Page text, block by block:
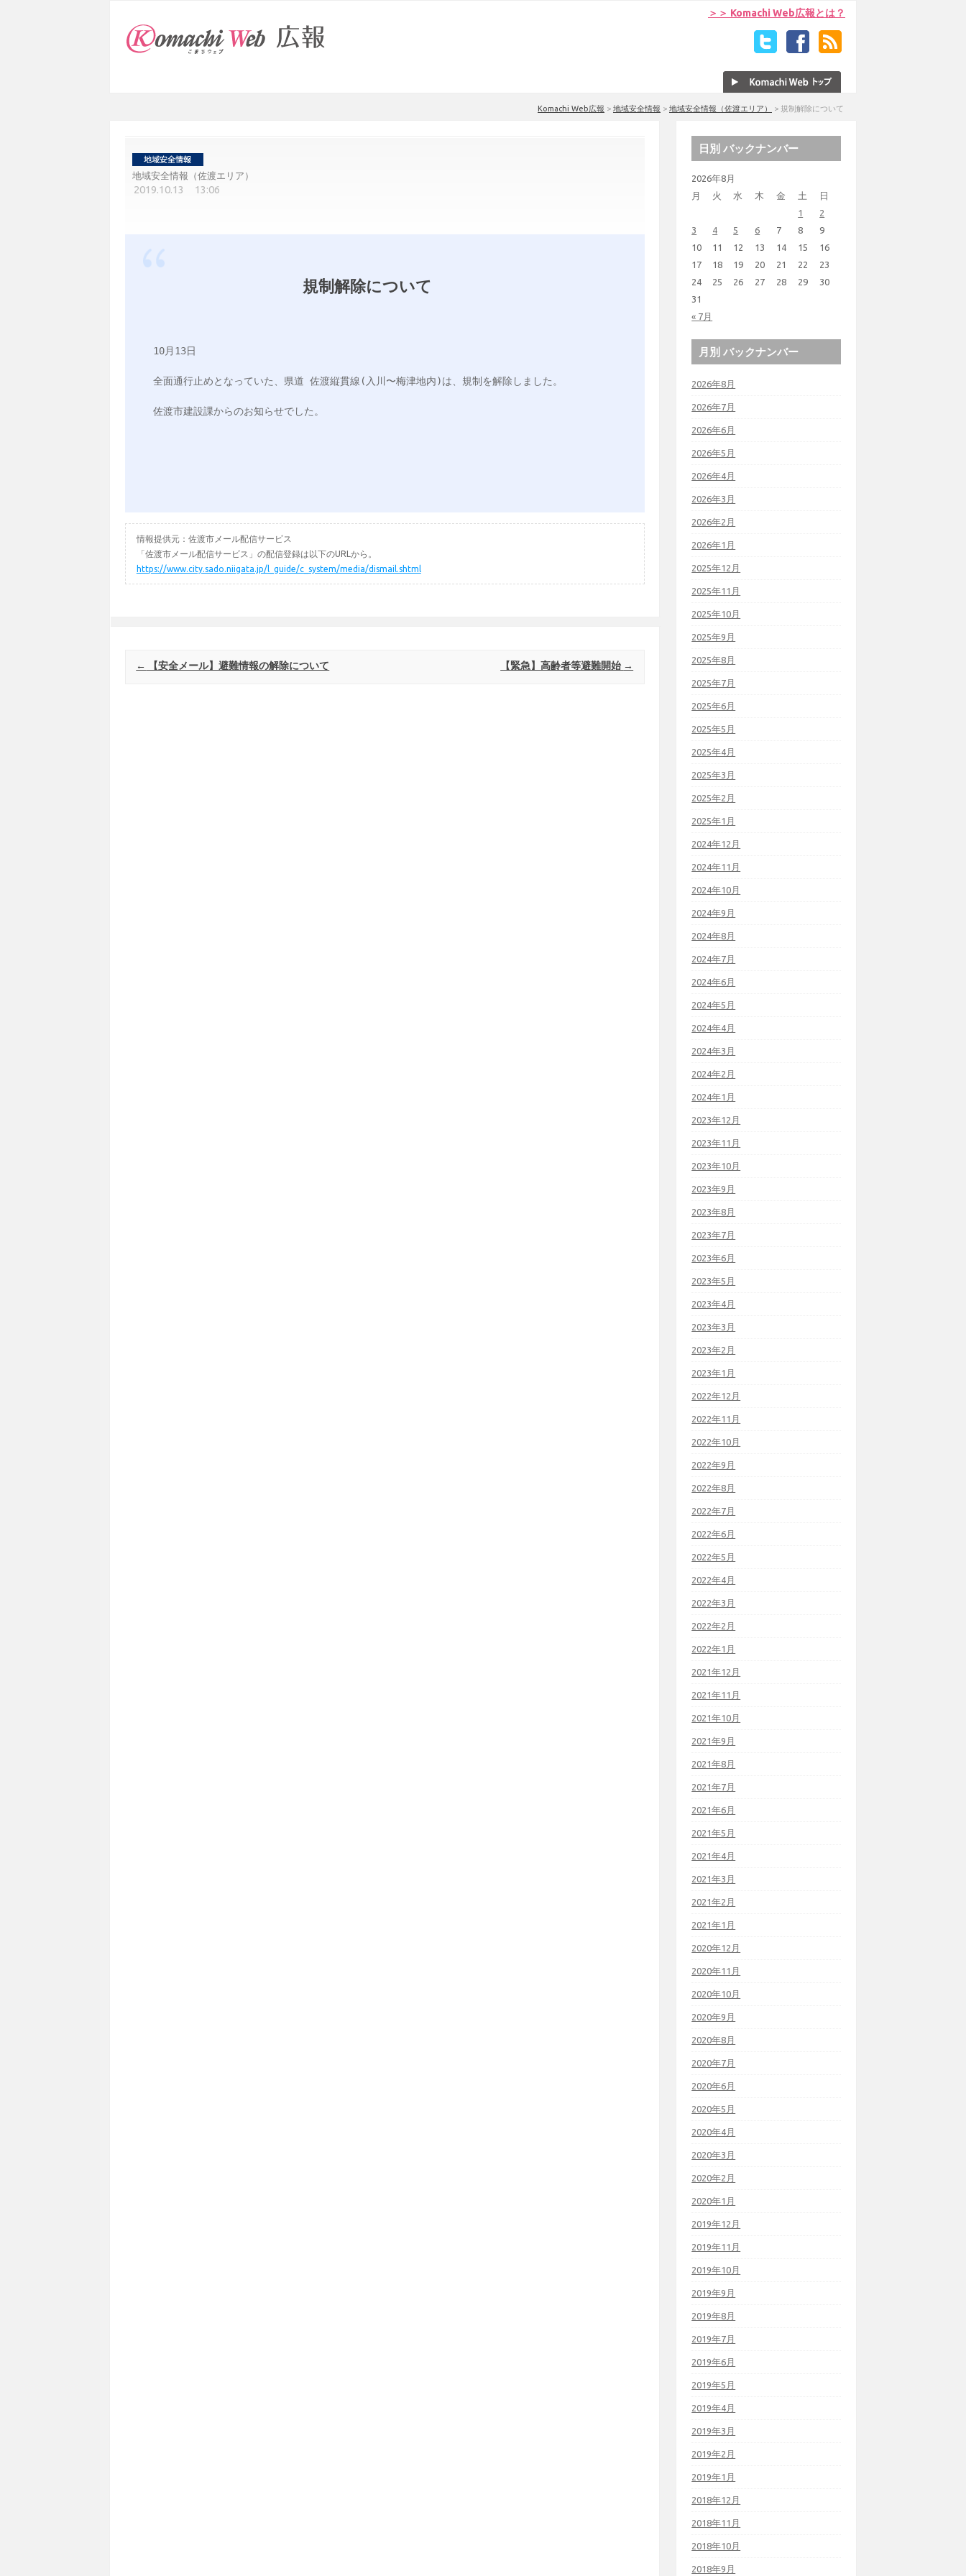
＞＞ Komachi Web広報とは？
Komachi Web広報 > 地域安全情報 > 地域安全情報（佐渡エリア） > 規制解除について
地域安全情報（佐渡エリア）
2019.10.13 13:06
規制解除について
10月13日
全面通行止めとなっていた、県道 佐渡縦貫線(入川〜梅津地内)は、規制を解除しました。
佐渡市建設課からのお知らせでした。
情報提供元：佐渡市メール配信サービス
「佐渡市メール配信サービス」の配信登録は以下のURLから。
https://www.city.sado.niigata.jp/l_guide/c_system/media/dismail.shtml
Post navigation
← 【安全メール】避難情報の解除について 【緊急】高齢者等避難開始 →
日別 バックナンバー
2026年8月
月
火 水 木 金 土 日
« 7月
1
2
3
4 5 6 7 8
9
10
11 12 13 14 15
16
17
18 19 20 21 22
23
24
25 26 27 28 29
30
31
月別 バックナンバー
2026年8月
2026年7月
2026年6月
2026年5月
2026年4月
2026年3月
2026年2月
2026年1月
2025年12月
2025年11月
2025年10月
2025年9月
2025年8月
2025年7月
2025年6月
2025年5月
2025年4月
2025年3月
2025年2月
2025年1月
2024年12月
2024年11月
2024年10月
2024年9月
2024年8月
2024年7月
2024年6月
2024年5月
2024年4月
2024年3月
2024年2月
2024年1月
2023年12月
2023年11月
2023年10月
2023年9月
2023年8月
2023年7月
2023年6月
2023年5月
2023年4月
2023年3月
2023年2月
2023年1月
2022年12月
2022年11月
2022年10月
2022年9月
2022年8月
2022年7月
2022年6月
2022年5月
2022年4月
2022年3月
2022年2月
2022年1月
2021年12月
2021年11月
2021年10月
2021年9月
2021年8月
2021年7月
2021年6月
2021年5月
2021年4月
2021年3月
2021年2月
2021年1月
2020年12月
2020年11月
2020年10月
2020年9月
2020年8月
2020年7月
2020年6月
2020年5月
2020年4月
2020年3月
2020年2月
2020年1月
2019年12月
2019年11月
2019年10月
2019年9月
2019年8月
2019年7月
2019年6月
2019年5月
2019年4月
2019年3月
2019年2月
2019年1月
2018年12月
2018年11月
2018年10月
2018年9月